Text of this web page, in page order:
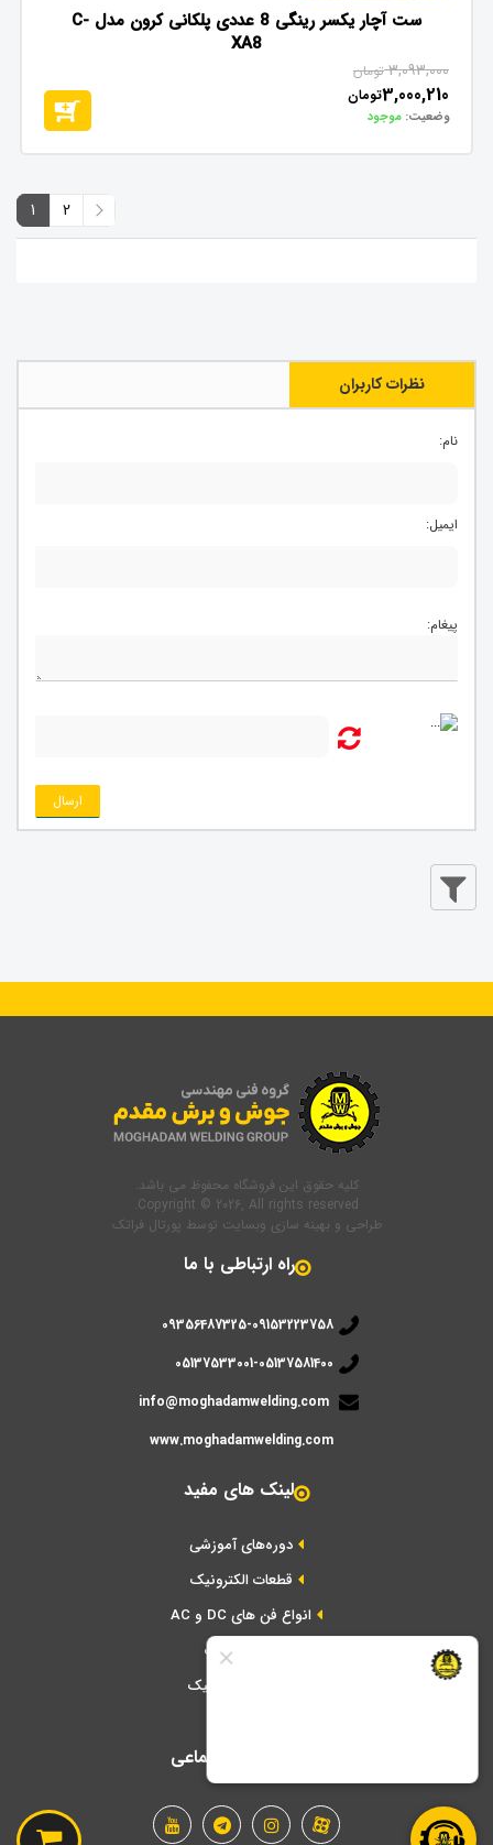
ست آچار یکسر رینگی 8 عددی پلکانی کرون مدل C-
XA8
3,093,000 تومان
3,000,210تومان
وضعیت: موجود
1 2
نظرات کاربران
نام:
ایمیل:
پیغام:
ارسال
کلیه حقوق این فروشگاه محفوظ می باشد.
Copyright © 2026, All rights reserved.
طراحی و بهینه سازی وبسایت توسط پورتال فراتک
راه ارتباطی با ما
09356487325-09153223758
05137533001-05137581400
info@moghadamwelding.com
www.moghadamwelding.com
لینک های مفید
دوره‌های آموزشی
قطعات الکترونیک
انواع فن های DC و AC
ابزار تعمیرات
برد های الکترونیک
شبکه های اجتماعی